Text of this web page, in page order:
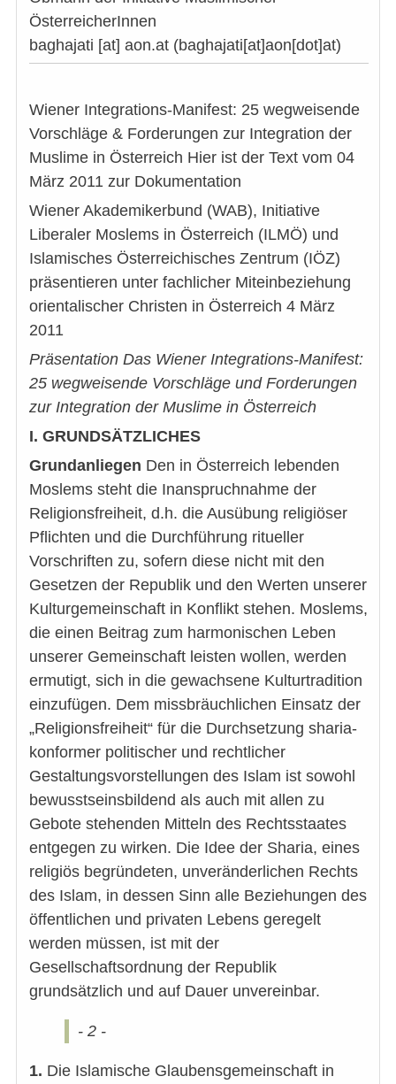
ÖsterreicherInnen
baghajati [at] aon.at (baghajati[at]aon[dot]at)
Wiener Integrations-Manifest: 25 wegweisende
Vorschläge & Forderungen zur Integration der
Muslime in Österreich Hier ist der Text vom 04
März 2011 zur Dokumentation
Wiener Akademikerbund (WAB), Initiative
Liberaler Moslems in Österreich (ILMÖ) und
Islamisches Österreichisches Zentrum (IÖZ)
präsentieren unter fachlicher Miteinbeziehung
orientalischer Christen in Österreich 4 März
2011
Präsentation Das Wiener Integrations-Manifest:
25 wegweisende Vorschläge und Forderungen
zur Integration der Muslime in Österreich
I. GRUNDSÄTZLICHES
Grundanliegen Den in Österreich lebenden
Moslems steht die Inanspruchnahme der
Religionsfreiheit, d.h. die Ausübung religiöser
Pflichten und die Durchführung ritueller
Vorschriften zu, sofern diese nicht mit den
Gesetzen der Republik und den Werten unserer
Kulturgemeinschaft in Konflikt stehen. Moslems,
die einen Beitrag zum harmonischen Leben
unserer Gemeinschaft leisten wollen, werden
ermutigt, sich in die gewachsene Kulturtradition
einzufügen. Dem missbräuchlichen Einsatz der
„Religionsfreiheit“ für die Durchsetzung sharia-
konformer politischer und rechtlicher
Gestaltungsvorstellungen des Islam ist sowohl
bewusstseinsbildend als auch mit allen zu
Gebote stehenden Mitteln des Rechtsstaates
entgegen zu wirken. Die Idee der Sharia, eines
religiös begründeten, unveränderlichen Rechts
des Islam, in dessen Sinn alle Beziehungen des
öffentlichen und privaten Lebens geregelt
werden müssen, ist mit der
Gesellschaftsordnung der Republik
grundsätzlich und auf Dauer unvereinbar.
- 2 -
1. Die Islamische Glaubensgemeinschaft in